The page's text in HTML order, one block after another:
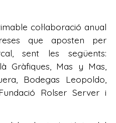
col·laboració anual
que aposten per
sent les següents:
Gràfiques, Mas y Mas,
Bodegas Leopoldo,
Rolser Server i